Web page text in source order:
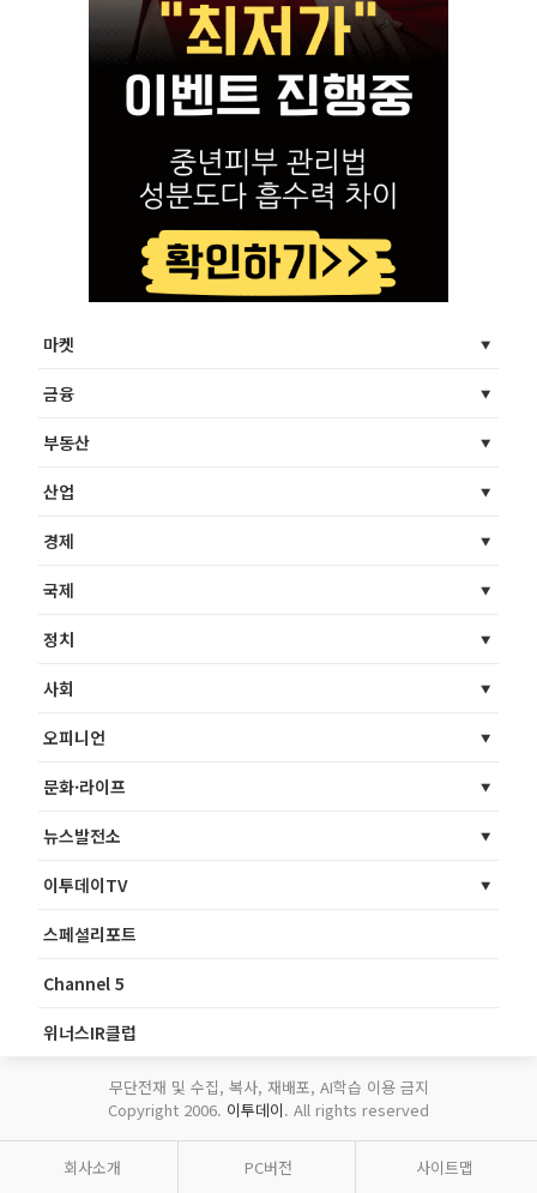
마켓
금융
부동산
산업
경제
국제
정치
사회
오피니언
문화·라이프
뉴스발전소
이투데이TV
스페셜리포트
Channel 5
위너스IR클럽
무단전재 및 수집, 복사, 재배포, AI학습 이용 금지
Copyright 2006. 이투데이. All rights reserved
회사소개 PC버전 사이트맵